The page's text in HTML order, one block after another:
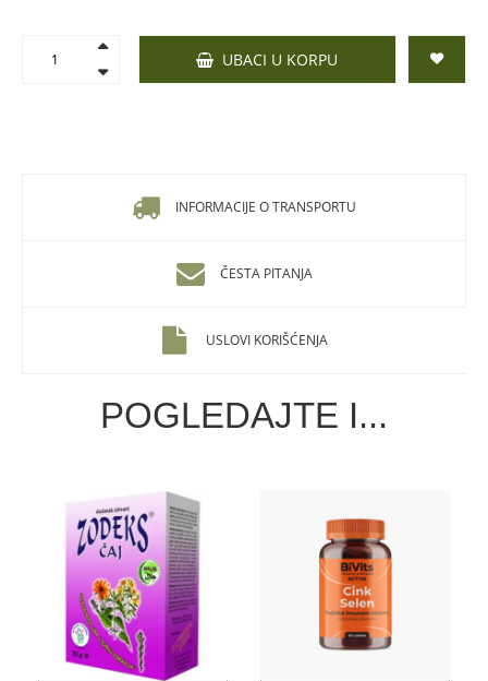
UBACI U KORPU
INFORMACIJE O TRANSPORTU
ČESTA PITANJA
USLOVI KORIŠĆENJA
POGLEDAJTE I...